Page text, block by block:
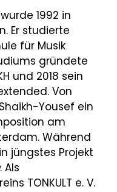
1992 in
Er studierte
für Musik
gründete
und 2018 sein
Von
Yousef ein
am
Während
jüngstes Projekt
. Als
TONKULT e. V.